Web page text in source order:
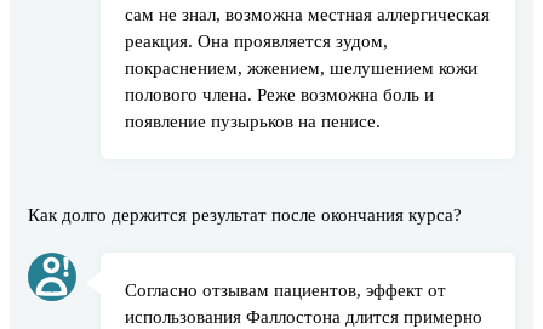
сам не знал, возможна местная аллергическая
реакция. Она проявляется зудом,
покраснением, жжением, шелушением кожи
полового члена. Реже возможна боль и
появление пузырьков на пенисе.
Как долго держится результат после окончания курса?
Согласно отзывам пациентов, эффект от
использования Фаллостона длится примерно